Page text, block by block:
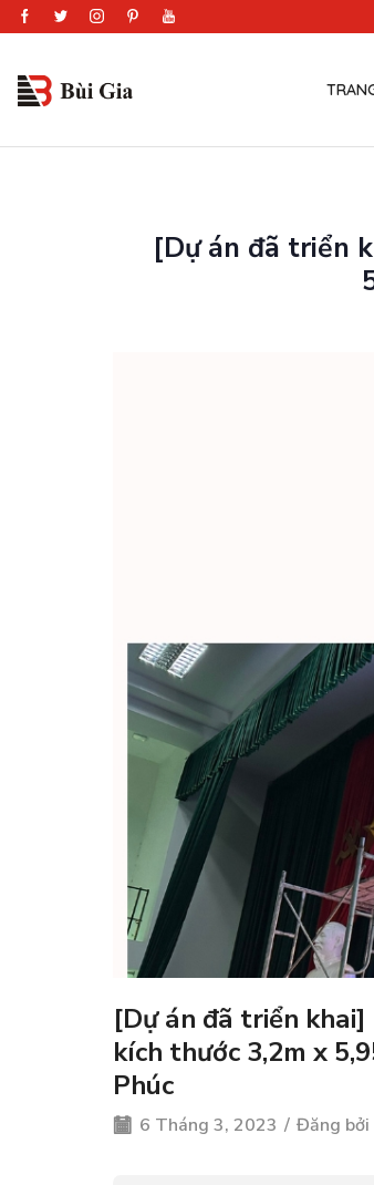
[Dự án đã triển
[Dự án đã triển khai]
kích thước 3,2m x
Phúc
6 Tháng 3, 2023 / Đăng bởi